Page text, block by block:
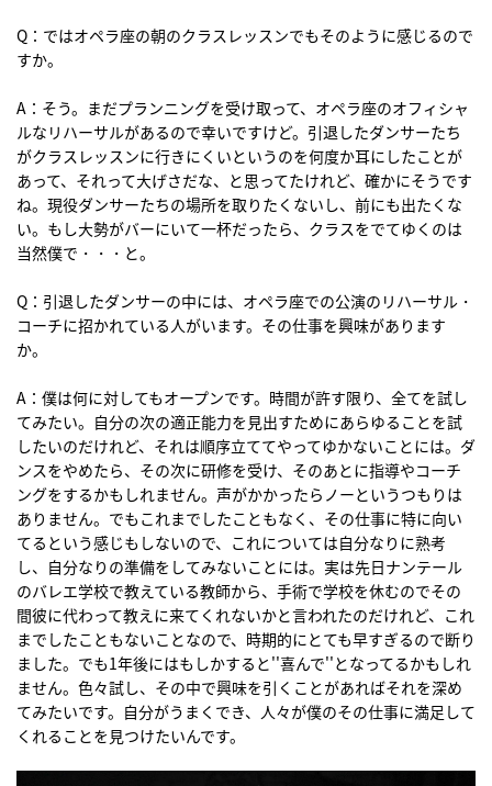
Q：ではオペラ座の朝のクラスレッスンでもそのように感じるので
すか。
A：そう。まだプランニングを受け取って、オペラ座のオフィシャ
ルなリハーサルがあるので幸いですけど。引退したダンサーたち
がクラスレッスンに行きにくいというのを何度か耳にしたことが
あって、それって大げさだな、と思ってたけれど、確かにそうです
ね。現役ダンサーたちの場所を取りたくないし、前にも出たくな
い。もし大勢がバーにいて一杯だったら、クラスをでてゆくのは
当然僕で・・・と。
Q：引退したダンサーの中には、オペラ座での公演のリハーサル・
コーチに招かれている人がいます。その仕事を興味があります
か。
A：僕は何に対してもオープンです。時間が許す限り、全てを試し
てみたい。自分の次の適正能力を見出すためにあらゆることを試
したいのだけれど、それは順序立ててやってゆかないことには。ダ
ンスをやめたら、その次に研修を受け、そのあとに指導やコーチ
ングをするかもしれません。声がかかったらノーというつもりは
ありません。でもこれまでしたこともなく、その仕事に特に向い
てるという感じもしないので、これについては自分なりに熟考
し、自分なりの準備をしてみないことには。実は先日ナンテール
のバレエ学校で教えている教師から、手術で学校を休むのでその
間彼に代わって教えに来てくれないかと言われたのだけれど、これ
までしたこともないことなので、時期的にとても早すぎるので断り
ました。でも1年後にはもしかすると''喜んで''となってるかもしれ
ません。色々試し、その中で興味を引くことがあればそれを深め
てみたいです。自分がうまくでき、人々が僕のその仕事に満足して
くれることを見つけたいんです。